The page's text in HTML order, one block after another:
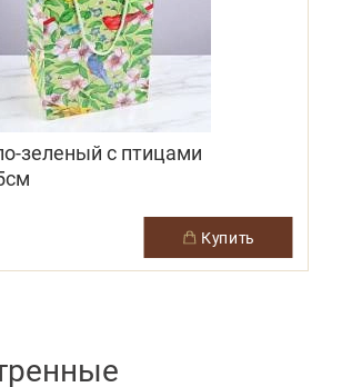
зеленый с птицами
купить